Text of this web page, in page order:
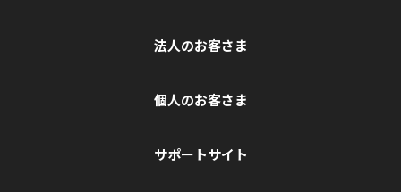
法人のお客さま
個人のお客さま
サポートサイト